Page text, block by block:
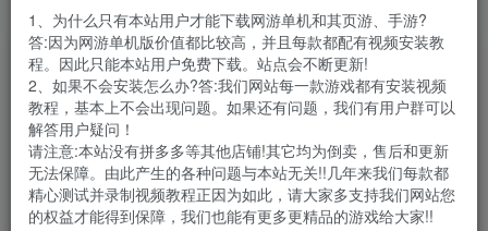
排序 更新 浏览 点赞 评论
064|动作游戏| 刺客信条:英灵
殿
063|动作游戏| 刺客信条4:黑旗
1、为什么只有本站用户才能下载网游单机和其页游、手游?
答:因为网游单机版价值都比较高，并且每款都配有视频安装教
程。因此只能本站用户免费下载。站点会不断更新!
2、如果不会安装怎么办?答:我们网站每一款游戏都有安装视频
教程，基本上不会出现问题。如果还有问题，我们有用户群可以
解答用户疑问！
请注意:本站没有拼多多等其他店铺!其它均为倒卖，售后和更新
无法保障。由此产生的各种问题与本站无关!!几年来我们每款都
精心测试并录制视频教程正因为如此，请大家多支持我们网站您
的权益才能得到保障，我们也能有更多更精品的游戏给大家!!